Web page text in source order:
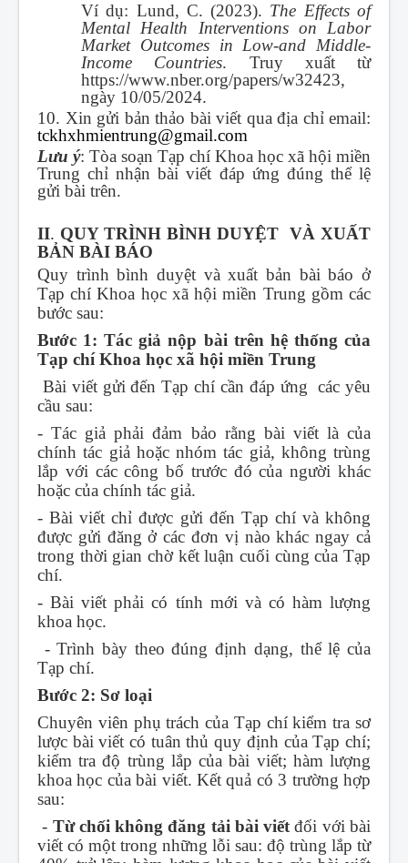
Ví dụ: Lund, C. (2023). The Effects of
Mental Health Interventions on Labor
Market Outcomes in Low-and Middle-
Income Countries. Truy xuất từ
https://www.nber.org/papers/w32423,
ngày 10/05/2024.
10. Xin gửi bản thảo bài viết qua địa chỉ email:
tckhxhmientrung@gmail.com
Lưu ý: Tòa soạn Tạp chí Khoa học xã hội miền
Trung chỉ nhận bài viết đáp ứng đúng thể lệ
gửi bài trên.
II. QUY TRÌNH BÌNH DUYỆT VÀ XUẤT
BẢN BÀI BÁO
Quy trình bình duyệt và xuất bản bài báo ở
Tạp chí Khoa học xã hội miền Trung gồm các
bước sau:
Bước 1: Tác giả nộp bài trên hệ thống của
Tạp chí Khoa học xã hội miền Trung
Bài viết gửi đến Tạp chí cần đáp ứng các yêu
cầu sau:
- Tác giả phải đảm bảo rằng bài viết là của
chính tác giả hoặc nhóm tác giả, không trùng
lắp với các công bố trước đó của người khác
hoặc của chính tác giả.
- Bài viết chỉ được gửi đến Tạp chí và không
được gửi đăng ở các đơn vị nào khác ngay cả
trong thời gian chờ kết luận cuối cùng của Tạp
chí.
- Bài viết phải có tính mới và có hàm lượng
khoa học.
- Trình bày theo đúng định dạng, thể lệ của
Tạp chí.
Bước 2: Sơ loại
Chuyên viên phụ trách của Tạp chí kiểm tra sơ
lược bài viết có tuân thủ quy định của Tạp chí;
kiểm tra độ trùng lắp của bài viết; hàm lượng
khoa học của bài viết. Kết quả có 3 trường hợp
sau:
- Từ chối không đăng tải bài viết đối với bài
viết có một trong những lỗi sau: độ trùng lắp từ